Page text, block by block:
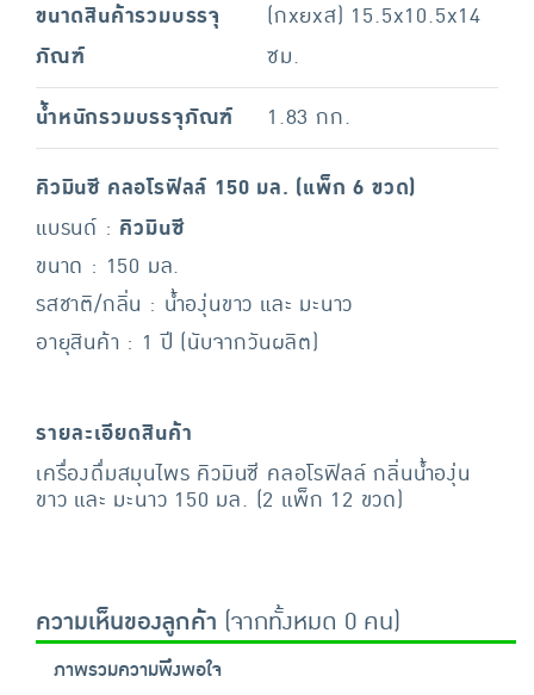
ขนาดสินค้ารวมบรรจุ
ภัณฑ์
(กxยxส) 15.5x10.5x14
ซม.
น้ำหนักรวมบรรจุภัณฑ์
1.83 กก.
คิวมินซี คลอโรฟิลล์ 150 มล. (แพ็ก 6 ขวด)
แบรนด์ : คิวมินซี
ขนาด : 150 มล.
รสชาติ/กลิ่น : น้ำองุ่นขาว และ มะนาว
อายุสินค้า : 1 ปี (นับจากวันผลิต)
รายละเอียดสินค้า
เครื่องดื่มสมุนไพร คิวมินซี คลอโรฟิลล์ กลิ่นน้ำองุ่น
ขาว และ มะนาว 150 มล. (2 แพ็ก 12 ขวด)
ความเห็นของลูกค้า (จากทั้งหมด 0 คน)
ภาพรวมความพึงพอใจ